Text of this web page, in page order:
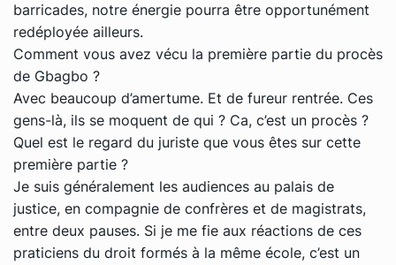
barricades, notre énergie pourra être opportunément
redéployée ailleurs.
Comment vous avez vécu la première partie du procès
de Gbagbo ?
Avec beaucoup d’amertume. Et de fureur rentrée. Ces
gens-là, ils se moquent de qui ? Ca, c’est un procès ?
Quel est le regard du juriste que vous êtes sur cette
première partie ?
Je suis généralement les audiences au palais de
justice, en compagnie de confrères et de magistrats,
entre deux pauses. Si je me fie aux réactions de ces
praticiens du droit formés à la même école, c’est un